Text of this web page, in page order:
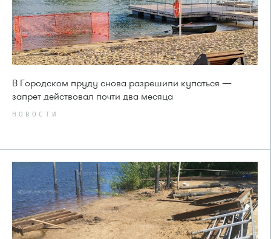
В Городском пруду снова разрешили купаться —
запрет действовал почти два месяца
НОВОСТИ